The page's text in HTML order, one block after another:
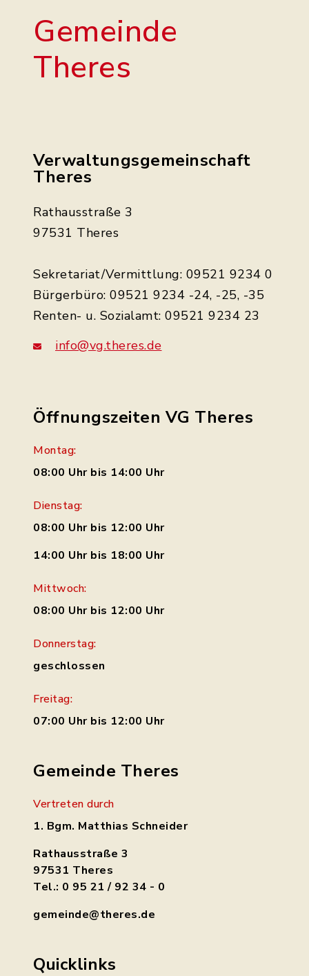
Gemeinde
Theres
Verwaltungsgemeinschaft
Theres
Rathausstraße 3
97531 Theres
Sekretariat/Vermittlung: 09521 9234 0
Bürgerbüro: 09521 9234 -24, -25, -35
Renten- u. Sozialamt: 09521 9234 23
info@vg.theres.de
Öffnungszeiten VG Theres
Montag:
08:00 Uhr bis 14:00 Uhr
Dienstag:
08:00 Uhr bis 12:00 Uhr
14:00 Uhr bis 18:00 Uhr
Mittwoch:
08:00 Uhr bis 12:00 Uhr
Donnerstag:
geschlossen
Freitag:
07:00 Uhr bis 12:00 Uhr
Gemeinde Theres
Vertreten durch
1. Bgm. Matthias Schneider
Rathausstraße 3
97531 Theres
Tel.: 0 95 21 / 92 34 - 0
gemeinde@theres.de
Quicklinks